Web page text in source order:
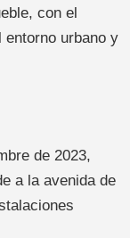
con el
urbano y
de 2023,
a la avenida de